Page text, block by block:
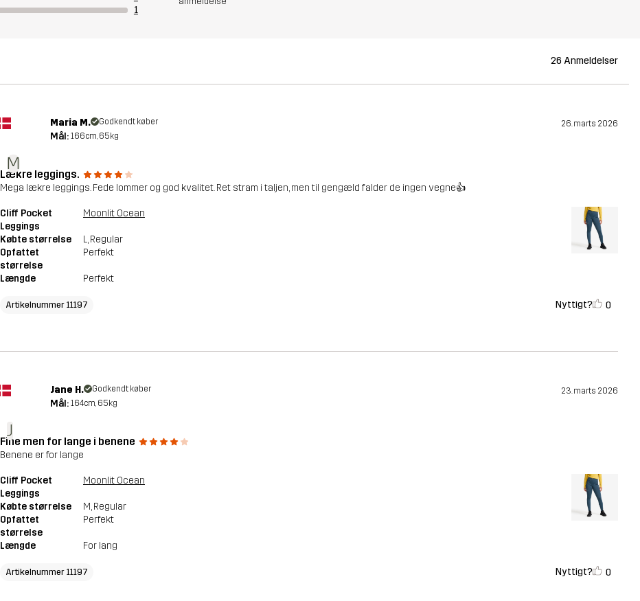
1
26 Anmeldelser
M
Maria M. Godkendt køber 26. marts 2026
Mål: 166cm, 65kg
Lækre leggings.
Mega lækre leggings. Fede lommer og god kvalitet. Ret stram i taljen, men til gengæld falder de ingen vegne👍
Cliff Pocket
Leggings
Moonlit Ocean
Købte størrelse L, Regular
Opfattet
størrelse
Perfekt
Længde Perfekt
Artikelnummer 11197 Nyttigt? 0
J
Jane H. Godkendt køber 23. marts 2026
Mål: 164cm, 65kg
Fine men for lange i benene
Benene er for lange
Cliff Pocket
Leggings
Moonlit Ocean
Købte størrelse M, Regular
Opfattet
størrelse
Perfekt
Længde For lang
Artikelnummer 11197 Nyttigt? 0